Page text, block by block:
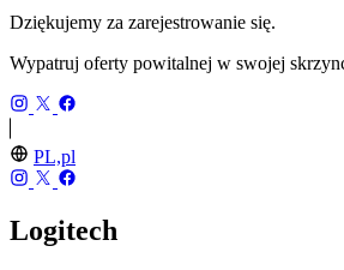
Dziękujemy za zarejestrowanie się.
Wypatruj oferty powitalnej w swojej
PL,pl
Logitech